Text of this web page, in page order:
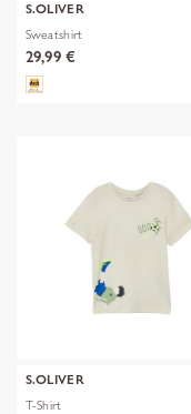
S.OLIVER
Sweatshirt
29,99 €
S.OLIVER
T-Shirt